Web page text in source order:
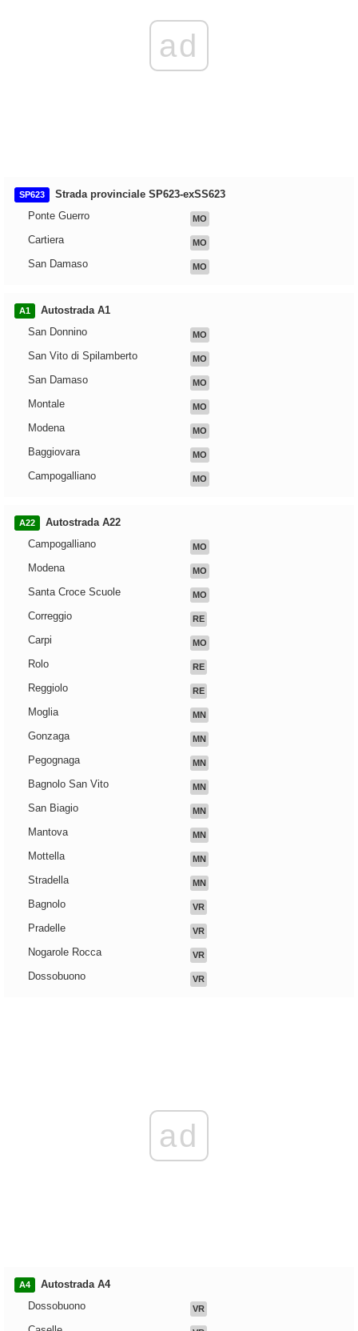
ad
SP623
Strada provinciale SP623-exSS623
Ponte Guerro
MO
Cartiera MO
San Damaso MO
A1
Autostrada A1
San Donnino
MO
San Vito di Spilamberto MO
San Damaso MO
Montale MO
Modena MO
Baggiovara MO
Campogalliano MO
A22
Autostrada A22
Campogalliano
MO
Modena MO
Santa Croce Scuole MO
Correggio RE
Carpi MO
Rolo RE
Reggiolo RE
Moglia MN
Gonzaga MN
Pegognaga MN
Bagnolo San Vito MN
San Biagio MN
Mantova MN
Mottella MN
Stradella MN
Bagnolo VR
Pradelle VR
Nogarole Rocca VR
Dossobuono VR
ad
A4
Autostrada A4
Dossobuono
VR